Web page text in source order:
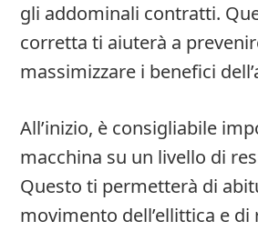
gli addominali contratti.
corretta ti aiuterà a
massimizzare i benefici
All’inizio, è consigliabile
macchina su un livello di
Questo ti permetterà di
movimento dell’ellittica e di